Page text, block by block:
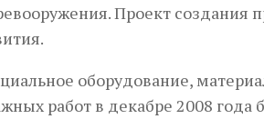
Проект создания
оборудование,
работ в декабре 2008 года